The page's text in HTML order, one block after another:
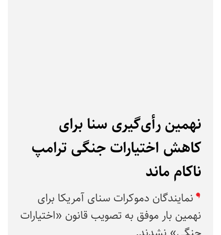
نهمین رأی‌گیری سنا برای
کاهش اختیارات جنگی ترامپ
ناکام ماند
نمایندگان دموکرات سنای آمریکا برای
نهمین بار موفق به تصویب قانون «اختیارات